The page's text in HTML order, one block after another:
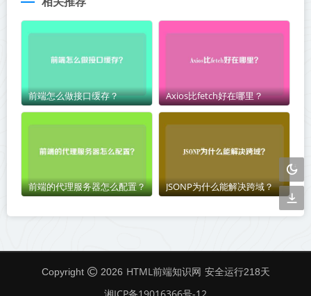
前端怎么做接口缓存？ Axios比fetch好在哪里？
前端的代理服务器怎么配置？ JSONP为什么能解决跨域？
Copyright 2026 HTML前端知识网 安全运行218天